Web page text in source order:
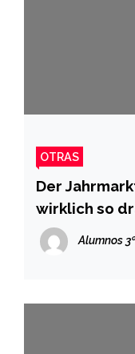
OTRAS
Der
wirklich so
nie vorab
Alumnos